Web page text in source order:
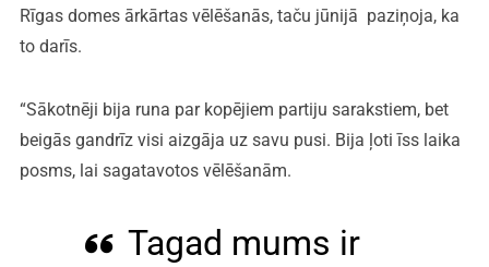
Rīgas domes ārkārtas vēlēšanās, taču jūnijā paziņoja, ka
to darīs.
“Sākotnēji bija runa par kopējiem partiju sarakstiem, bet
beigās gandrīz visi aizgāja uz savu pusi. Bija ļoti īss laika
posms, lai sagatavotos vēlēšanām.
Tagad mums ir